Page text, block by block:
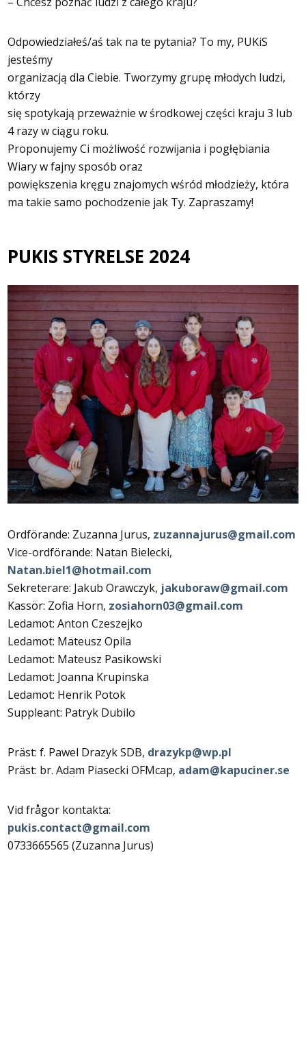
Odpowiedziałeś/aś tak na te pytania? To my, PUKiS
jesteśmy
organizacją dla Ciebie. Tworzymy grupę młodych ludzi,
którzy
się spotykają przeważnie w środkowej części kraju 3 lub
4 razy w ciągu roku.
Proponujemy Ci możliwość rozwijania i pogłębiania
Wiary w fajny sposób oraz
powiększenia kręgu znajomych wśród młodzieży, która
ma takie samo pochodzenie jak Ty. Zapraszamy!
PUKIS STYRELSE 2024
Ordförande: Zuzanna Jurus, zuzannajurus@gmail.com
Vice-ordförande: Natan Bielecki,
Natan.biel1@hotmail.com
Sekreterare: Jakub Orawczyk, jakuboraw@gmail.com
Kassör: Zofia Horn, zosiahorn03@gmail.com
Ledamot: Anton Czeszejko
Ledamot: Mateusz Opila
Ledamot: Mateusz Pasikowski
Ledamot: Joanna Krupinska
Ledamot: Henrik Potok
Suppleant: Patryk Dubilo
Präst: f. Pawel Drazyk SDB, drazykp@wp.pl
Präst: br. Adam Piasecki OFMcap, adam@kapuciner.se
Vid frågor kontakta:
pukis.contact@gmail.com
0733665565 (Zuzanna Jurus)